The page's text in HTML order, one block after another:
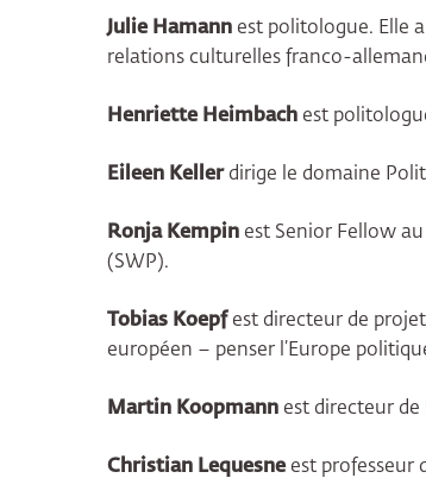
Julie Hamann est politologue. Elle
relations culturelles franco-
Henriette Heimbach est
Eileen Kellerdirige le domaine
Ronja Kempin est Senior Fellow
(SWP).
Tobias Koepfest directeur de
européen – penser l’Europe
Martin Koopmann est directeur de
Christian Lequesneest professeur